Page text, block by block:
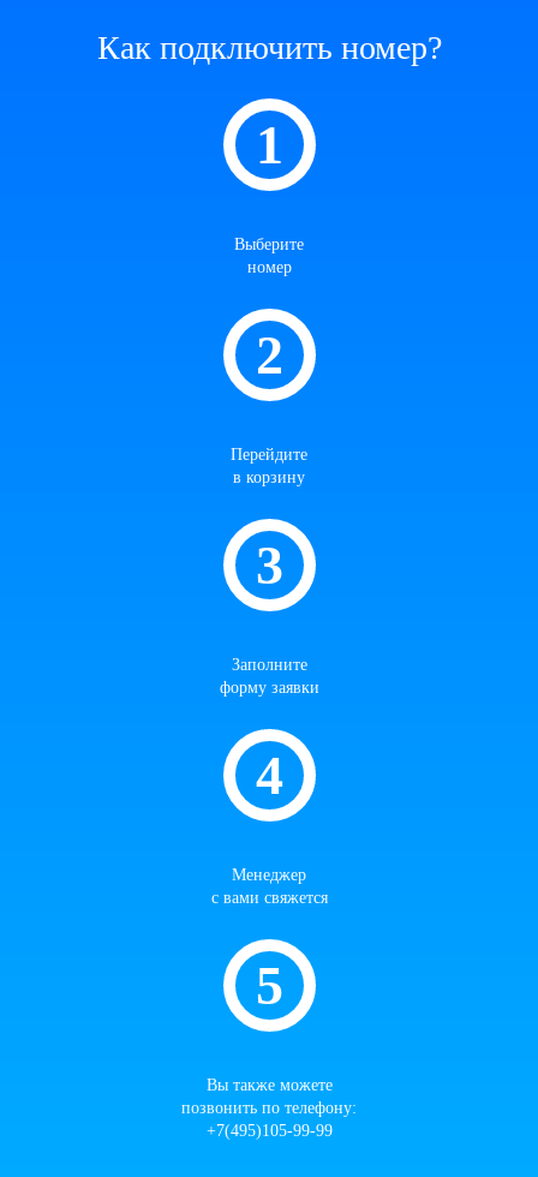
Как подключить номер?
Выберите
номер
Перейдите
в корзину
Заполните
форму заявки
Менеджер
с вами свяжется
Вы также можете
позвонить по телефону:
+7(495)105-99-99